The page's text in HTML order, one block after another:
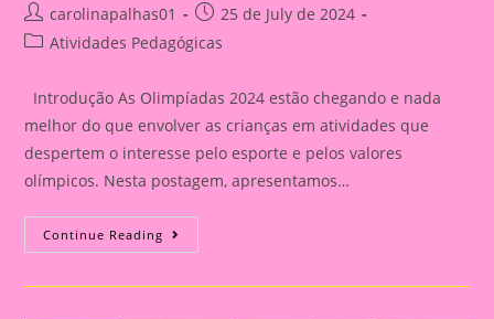
Post
author:
carolinapalhas01
Post
published:
25 de July de 2024
PostAtividades Pedagógicas
Introdução As Olimpíadas 2024 estão chegando e nada
melhor do que envolver as crianças em atividades que
despertem o interesse pelo esporte e pelos valores
olímpicos. Nesta postagem, apresentamos…
Continue Reading Atividade
Com
Olimpíadas